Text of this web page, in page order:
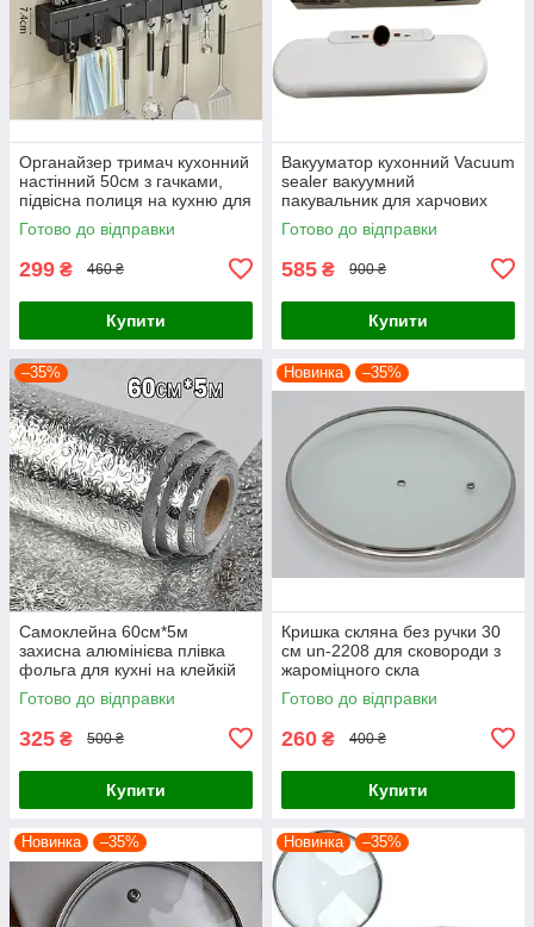
Органайзер тримач кухонний
настінний 50см з гачками,
підвісна полиця на кухню для
ножів рушників
Готово до відправки
299 ₴ 460 ₴
Купити
Вакууматор кухонний Vacuum
sealer вакуумний
пакувальник для харчових
продуктів і їжі
Готово до відправки
585 ₴ 900 ₴
Купити
–35%
Самоклейна 60см*5м
захисна алюмінієва плівка
фольга для кухні на клейкій
основі
Готово до відправки
325 ₴ 500 ₴
Купити
Новинка –35%
Кришка скляна без ручки 30
см un-2208 для сковороди з
жароміцного скла
універсальна
Готово до відправки
260 ₴ 400 ₴
Купити
Новинка –35% Новинка –35%